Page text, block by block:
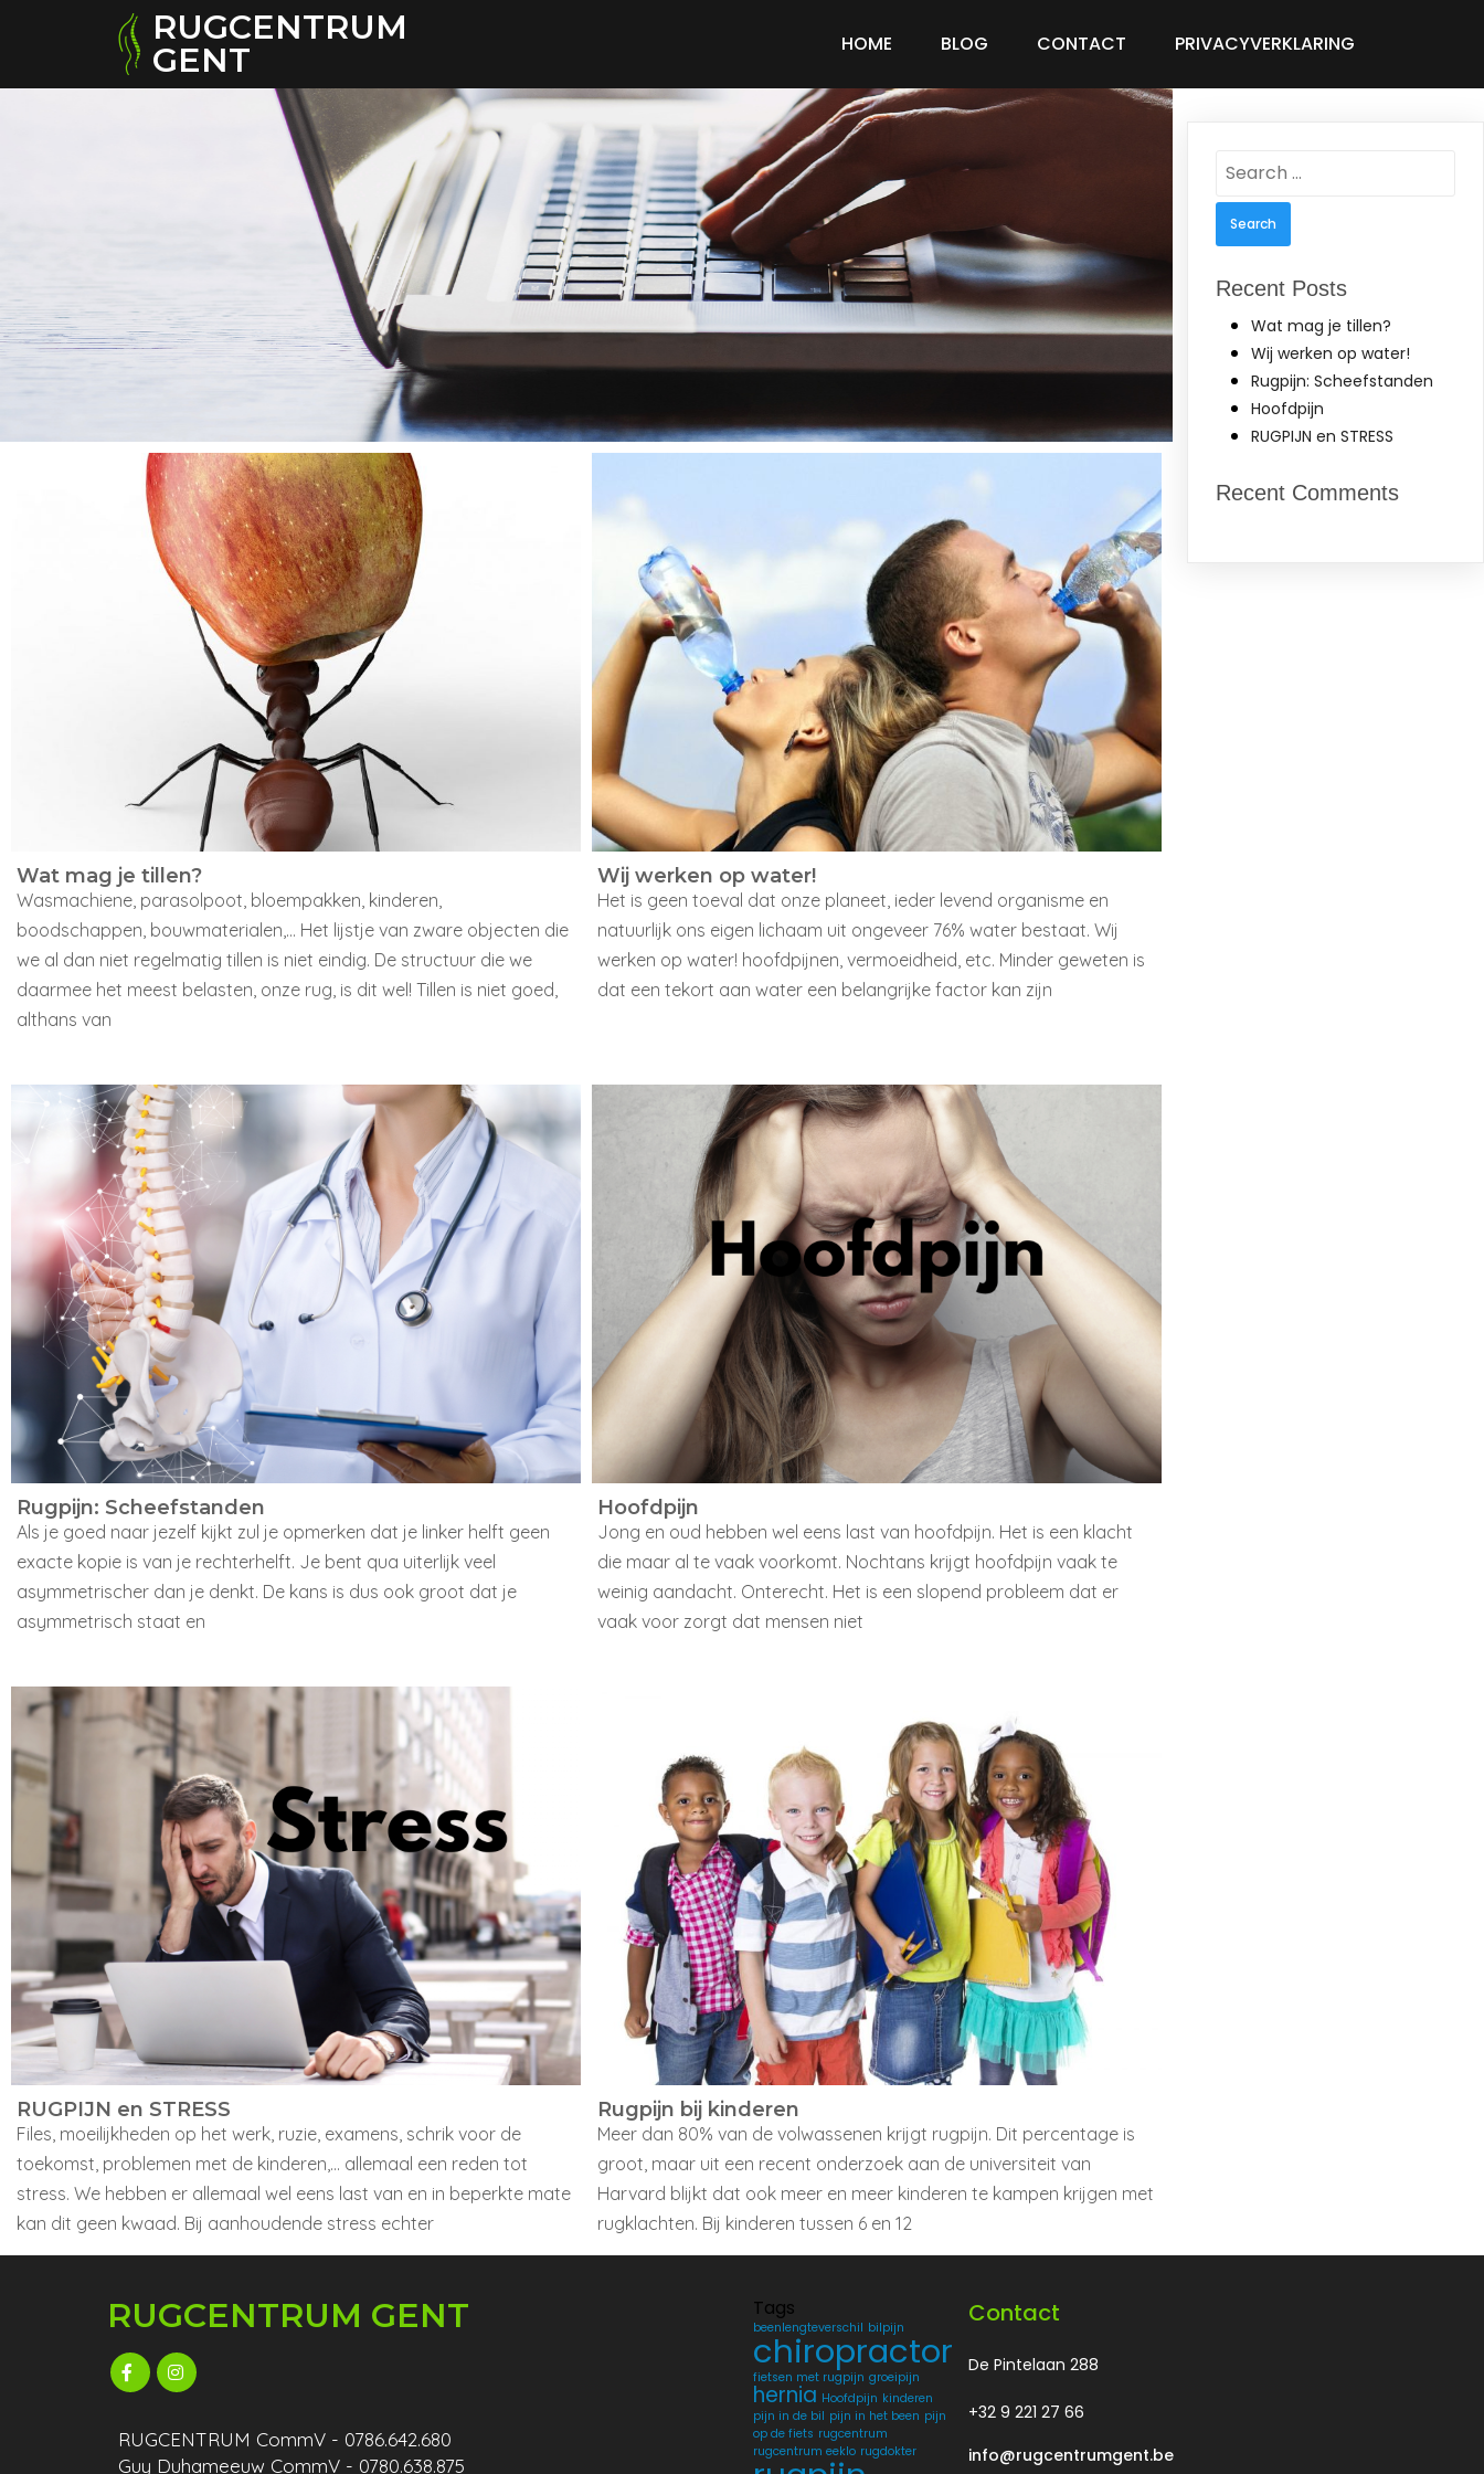
RUGCENTRUM
GENT
HOME BLOG CONTACT PRIVACYVERKLARING
Wat mag je tillen?
Wasmachiene, parasolpoot, bloempakken, kinderen,
boodschappen, bouwmaterialen,… Het lijstje van zware objecten die
we al dan niet regelmatig tillen is niet eindig. De structuur die we
daarmee het meest belasten, onze rug, is dit wel! Tillen is niet goed,
althans van
Wij werken op water!
Het is geen toeval dat onze planeet, ieder levend organisme en
natuurlijk ons eigen lichaam uit ongeveer 76% water bestaat. Wij
werken op water! hoofdpijnen, vermoeidheid, etc. Minder geweten is
dat een tekort aan water een belangrijke factor kan zijn
Rugpijn: Scheefstanden
Als je goed naar jezelf kijkt zul je opmerken dat je linker helft geen
exacte kopie is van je rechterhelft. Je bent qua uiterlijk veel
asymmetrischer dan je denkt. De kans is dus ook groot dat je
asymmetrisch staat en
Hoofdpijn
Jong en oud hebben wel eens last van hoofdpijn. Het is een klacht
die maar al te vaak voorkomt. Nochtans krijgt hoofdpijn vaak te
weinig aandacht. Onterecht. Het is een slopend probleem dat er
vaak voor zorgt dat mensen niet
RUGPIJN en STRESS
Files, moeilijkheden op het werk, ruzie, examens, schrik voor de
toekomst, problemen met de kinderen,... allemaal een reden tot
stress. We hebben er allemaal wel eens last van en in beperkte mate
kan dit geen kwaad. Bij aanhoudende stress echter
Rugpijn bij kinderen
Meer dan 80% van de volwassenen krijgt rugpijn. Dit percentage is
groot, maar uit een recent onderzoek aan de universiteit van
Harvard blijkt dat ook meer en meer kinderen te kampen krijgen met
rugklachten. Bij kinderen tussen 6 en 12
for:
Recent Posts
Wat mag je tillen?
Wij werken op water!
Rugpijn: Scheefstanden
Hoofdpijn
RUGPIJN en STRESS
Recent Comments
RUGCENTRUM GENT
RUGCENTRUM CommV - 0786.642.680
Guy Duhameeuw CommV - 0780.638.875
Tags
beenlengteverschil bilpijn
chiropractor
fietsen met rugpijn groeipijn
hernia Hoofdpijn kinderen
pijn in de bil pijn in het been pijn
op de fiets rugcentrum
rugcentrum eeklo rugdokter
Contact
De Pintelaan 288
+32 9 221 27 66
info@rugcentrumgent.be